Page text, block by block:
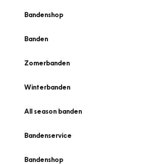
Bandenshop
Banden
Zomerbanden
Winterbanden
All season banden
Bandenservice
Bandenshop